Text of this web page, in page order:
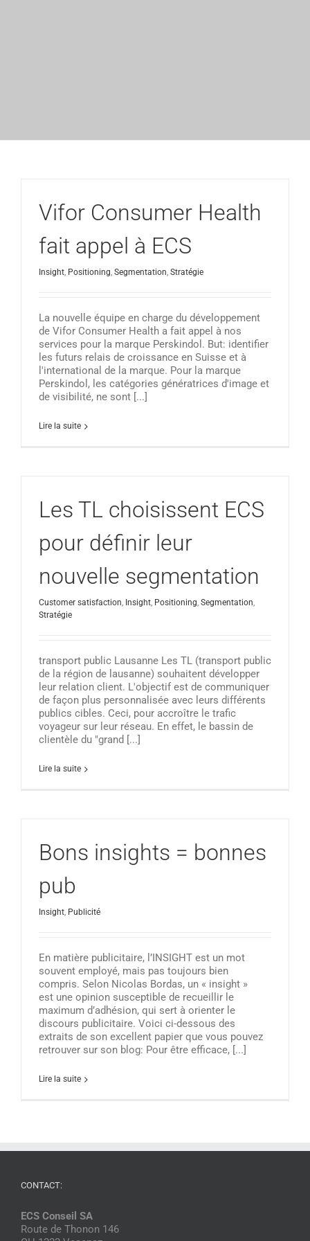
Vifor Consumer Health
fait appel à ECS
Insight, Positioning, Segmentation, Stratégie
La nouvelle équipe en charge du développement
de Vifor Consumer Health a fait appel à nos
services pour la marque Perskindol. But: identifier
les futurs relais de croissance en Suisse et à
l'international de la marque. Pour la marque
Perskindol, les catégories génératrices d'image et
de visibilité, ne sont [...]
Lire la suite
Les TL choisissent ECS
pour définir leur
nouvelle segmentation
Customer satisfaction, Insight, Positioning, Segmentation,
Stratégie
transport public Lausanne Les TL (transport public
de la région de lausanne) souhaitent développer
leur relation client. L'objectif est de communiquer
de façon plus personnalisée avec leurs différents
publics cibles. Ceci, pour accroître le trafic
voyageur sur leur réseau. En effet, le bassin de
clientèle du "grand [...]
Lire la suite
Bons insights = bonnes
pub
Insight, Publicité
En matière publicitaire, l’INSIGHT est un mot
souvent employé, mais pas toujours bien
compris. Selon Nicolas Bordas, un « insight »
est une opinion susceptible de recueillir le
maximum d’adhésion, qui sert à orienter le
discours publicitaire. Voici ci-dessous des
extraits de son excellent papier que vous pouvez
retrouver sur son blog: Pour être efficace, [...]
Lire la suite
CONTACT:
ECS Conseil SA
Route de Thonon 146